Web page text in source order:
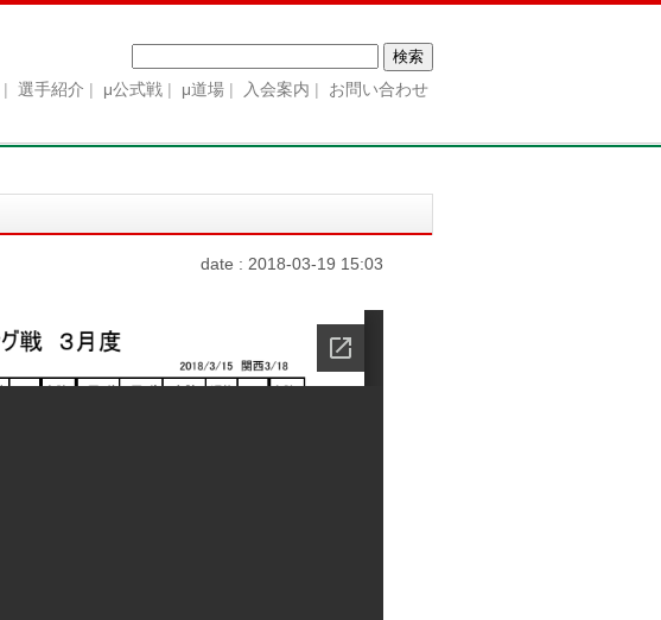
索:
選手紹介 μ公式戦 μ道場 入会案内 お問い合わせ
date : 2018-03-19 15:03